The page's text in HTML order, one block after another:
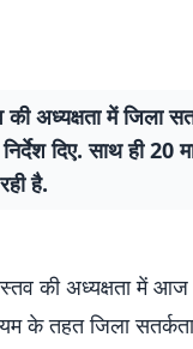
में जिला
दिए. साथ ही
है.
की अध्यक्षता में
के तहत जिला सतर्कता